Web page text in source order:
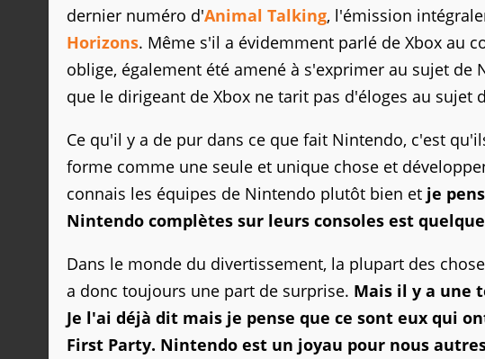
dernier numéro d'Animal Talking, l'émission
Horizons. Même s'il a évidemment parlé de Xbox au
oblige, également été amené à s'exprimer au sujet
que le dirigeant de Xbox ne tarit pas d'éloges au sujet
Ce qu'il y a de pur dans ce que fait Nintendo, c'est
forme comme une seule et unique chose et
connais les équipes de Nintendo plutôt bien et je
Nintendo complètes sur leurs consoles est
Dans le monde du divertissement, la plupart des
a donc toujours une part de surprise. Mais il y a une
Je l'ai déjà dit mais je pense que ce sont eux qui
First Party. Nintendo est un joyau pour nous